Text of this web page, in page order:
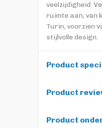
veelzijdigheid.
ruimte aan, van
Turin, voorzien
stijlvolle design.
Product
Product
Product